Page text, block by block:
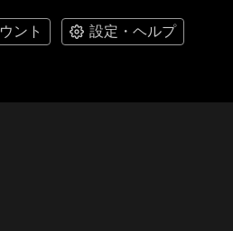
ント 設定・ヘルプ